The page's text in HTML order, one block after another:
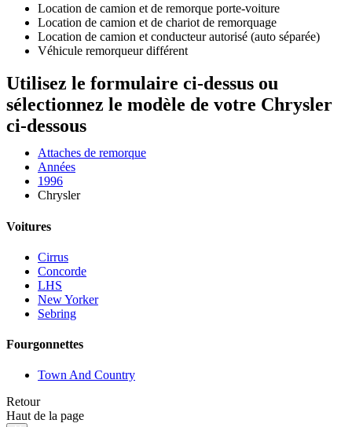
Location de camion et de remorque porte-voiture
Location de camion et de chariot de remorquage
Location de camion et conducteur autorisé (auto séparée)
Véhicule remorqueur différent
Utilisez le formulaire ci-dessus ou
sélectionnez le modèle de votre Chrysler
ci-dessous
Attaches de remorque
Années
1996
Chrysler
Voitures
Cirrus
Concorde
LHS
New Yorker
Sebring
Fourgonnettes
Town And Country
Retour
Haut de la page